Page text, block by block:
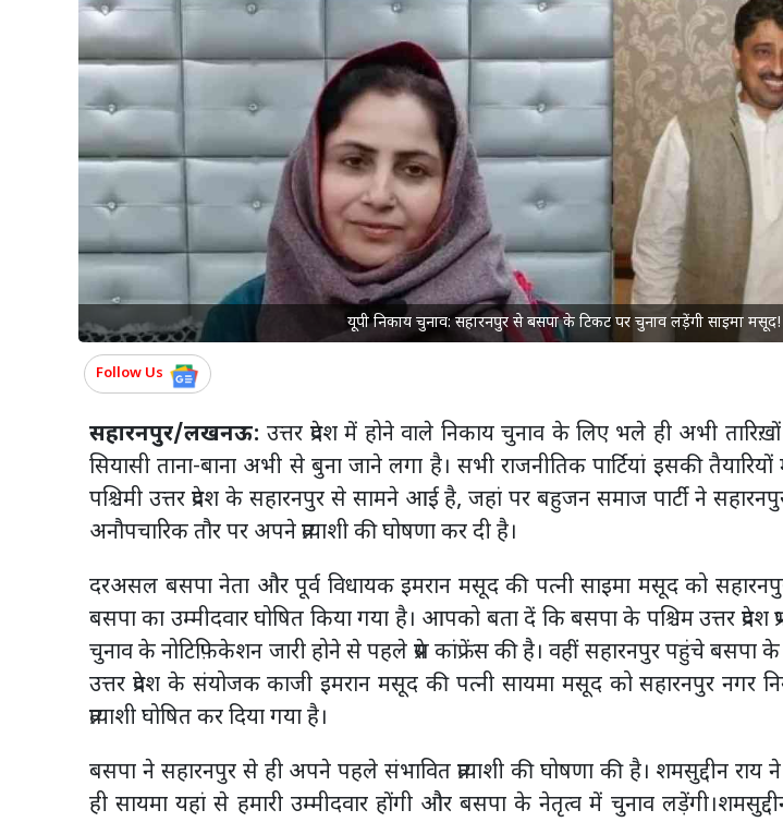
यूपी निकाय चुनाव: सहारनपुर से बसपा के टिकट पर चुनाव लड़ेंगी साइमा मसूद!
Follow Us
सहारनपुर/लखनऊ: उत्तर प्रदेश में होने वाले निकाय चुनाव के लिए भले ही अभी
सियासी ताना-बाना अभी से बुना जाने लगा है। सभी राजनीतिक पार्टियां इसकी
पश्चिमी उत्तर प्रदेश के सहारनपुर से सामने आई है, जहां पर बहुजन समाज पार्टी ने
अनौपचारिक तौर पर अपने प्रत्याशी की घोषणा कर दी है।
दरअसल बसपा नेता और पूर्व विधायक इमरान मसूद की पत्नी साइमा मसूद को
बसपा का उम्मीदवार घोषित किया गया है। आपको बता दें कि बसपा के पश्चिम उत्तर प्रदेश
चुनाव के नोटिफ़िकेशन जारी होने से पहले प्रेस कांफ्रेंस की है। वहीं सहारनपुर पहुंचे बसपा के
उत्तर प्रदेश के संयोजक काजी इमरान मसूद की पत्नी सायमा मसूद को सहारनपुर नगर
प्रत्याशी घोषित कर दिया गया है।
बसपा ने सहारनपुर से ही अपने पहले संभावित प्रत्याशी की घोषणा की है। शमसुद्दीन राय
ही सायमा यहां से हमारी उम्मीदवार होंगी और बसपा के नेतृत्व में चुनाव